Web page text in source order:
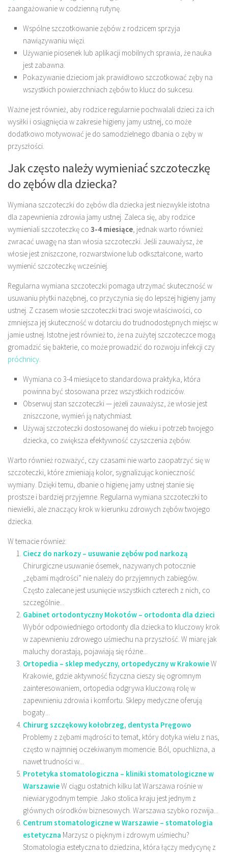
zaangażowanie w codzienną rutynę.
Wspólne szczotkowanie zębów z rodzicem sprzyja
nawiązywaniu więzi.
Używanie piosenek lub aplikacji mobilnych sprawia, że nauka
jest zabawna.
Pokazywanie dzieciom jak prawidłowo szczotkować zęby na
wszystkich powierzchniach zębów to klucz do sukcesu.
Ważne jest również, aby rodzice regularnie pochwalali dzieci za ich
wysiłki i osiągnięcia w zakresie higieny jamy ustnej, co może
dodatkowo motywować je do samodzielnego dbania o zęby w
przyszłości.
Jak często należy wymieniać szczoteczkę
do zębów dla dziecka?
Wymiana szczoteczki do zębów dla dziecka jest niezwykle istotna
dla zapewnienia zdrowia jamy ustnej. Zaleca się, aby rodzice
wymieniali szczoteczkę co 3-4 miesiące , jednak warto również
zwracać uwagę na stan włosia szczoteczki. Jeśli zauważysz, że
włosie jest zniszczone, rozwarstwione lub odkształcone, warto
wymienić szczoteczkę wcześniej.
Regularna wymiana szczoteczki pomaga utrzymać skuteczność w
usuwaniu płytki nazębnej, co przyczynia się do lepszej higieny jamy
ustnej. Z czasem włosie szczoteczki traci swoje właściwości, co
zmniejsza jej skuteczność w dotarciu do trudnodostępnych miejsc w
jamie ustnej. Istotne jest również to, że na zużytej szczoteczce mogą
gromadzić się bakterie, co może prowadzić do rozwoju infekcji czy
próchnicy
Wymiana co 3-4 miesiące to standardowa praktyka, która
powinna być stosowana przez wszystkich rodziców.
Obserwuj stan szczoteczki — jeżeli zauważysz, że włosie jest
zniszczone, wymień ją natychmiast.
Używaj szczoteczki dostosowanej do wieku i potrzeb twojego
dziecka, co zwiększa efektywność czyszczenia zębów.
Warto również rozważyć, czy czasami nie warto zaopatrzyć się w
szczoteczki, które zmieniają kolor, sygnalizując konieczność
wymiany. Dzięki temu, dbanie o higienę jamy ustnej stanie się
prostsze i bardziej przyjemne. Regularna wymiana szczoteczki to
niewielki, ale znaczący krok w kierunku zdrowych zębów twojego
dziecka.
W temacie również:
Ciecz do narkozy – usuwanie zębów pod narkozą
Chirurgiczne usuwanie ósemek, nazywanych potocznie
„zębami mądrości” nie należy do przyjemnych zabiegów.
Często zalecane jest usunięcie wszystkich czterech z nich, co
szczególnie...
Gabinet ortodontyczny Mokotów – ortodonta dla dzieci
Wybór odpowiedniego ortodonty dla dziecka to kluczowy krok
w zapewnieniu zdrowego uśmiechu na przyszłość. W miarę jak
maluchy dorastają, pojawiają się różne...
Ortopedia – sklep medyczny, ortopedyczny w KrakowieW
Krakowie, gdzie aktywność fizyczna cieszy się ogromnym
zainteresowaniem, ortopedia odgrywa kluczową rolę w
zapewnieniu zdrowia i komfortu. Sklepy medyczne oferują
bogaty...
Chirurg szczękowy kołobrzeg, dentysta Pręgowo
Problemy z zębami mądrości to temat, który dotyka wielu z nas,
często w najmniej oczekiwanym momencie. Ból, opuchlizna, a
nawet trudności w...
Protetyka stomatologiczna – kliniki stomatologiczne w
WarszawieW ciągu ostatnich kilku lat Warszawa rośnie w
niewiarygodnym tempie. Jako stolica kraju jest jednym z
głównych ośrodków biznesowych. Warszawa szybko rozwija...
Centrum stomatologiczne w Warszawie – stomatologia
estetyczna Marzysz o pięknym i zdrowym uśmiechu?
Stomatologia estetyczna to dziedzina, która łączy medycynę z